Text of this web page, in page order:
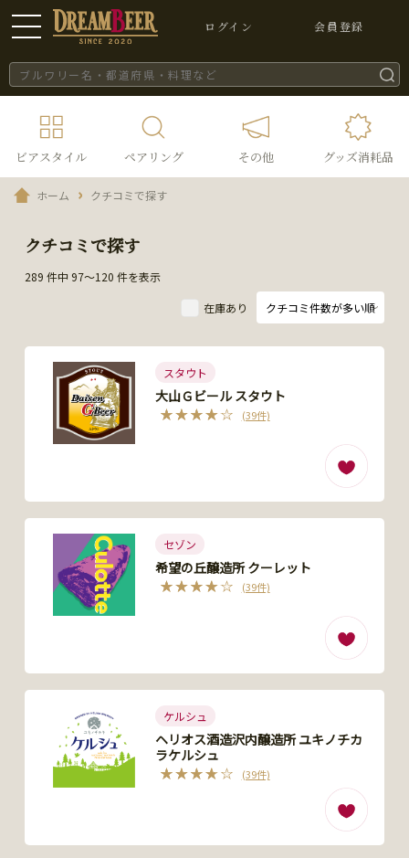
ログイン 会員登録
ビアスタイル ペアリング その他 グッズ消耗品
ホーム クチコミで探す
クチコミで探す
在庫あり
289 件中 97～120 件を表示
スタウト
大山Ｇビール スタウト
(39件)
セゾン
希望の丘醸造所 クーレット
(39件)
ケルシュ
ヘリオス酒造沢内醸造所 ユキノチカ
ラケルシュ
(39件)